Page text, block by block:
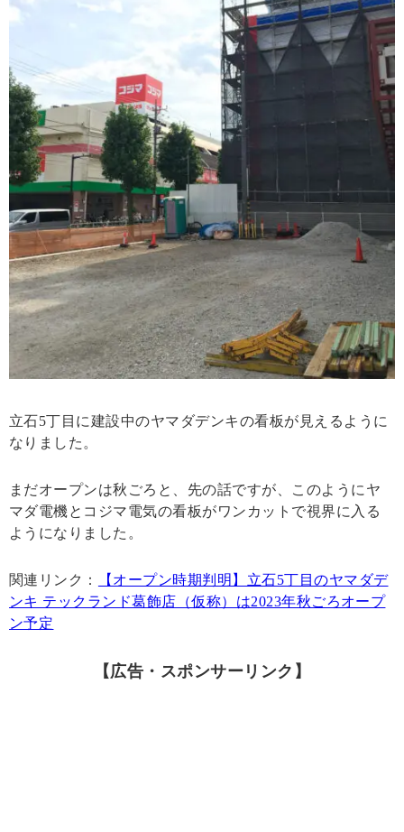
立石5丁目に建設中のヤマダデンキの看板が見えるように
なりました。
まだオープンは秋ごろと、先の話ですが、このようにヤ
マダ電機とコジマ電気の看板がワンカットで視界に入る
ようになりました。
関連リンク：
【オープン時期判明】立石5丁目のヤマダデ
ンキ テックランド葛飾店（仮称）は2023年秋ごろオープ
ン予定
【広告・スポンサーリンク】